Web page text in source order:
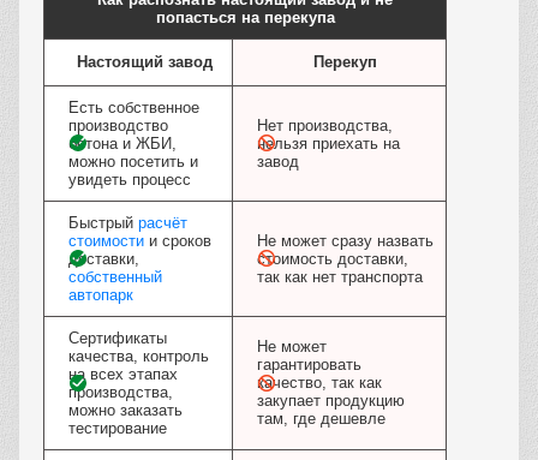
попасться на перекупа
Настоящий завод Перекуп
Есть собственное
производство
бетона и ЖБИ,
можно посетить и
увидеть процесс
Нет производства,
нельзя приехать на
завод
Быстрый расчёт
стоимости и сроков
доставки,
собственный
автопарк
Не может сразу назвать
стоимость доставки,
так как нет транспорта
Сертификаты
качества, контроль
на всех этапах
производства,
можно заказать
тестирование
Не может
гарантировать
качество, так как
закупает продукцию
там, где дешевле